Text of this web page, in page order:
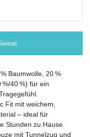
Baumwolle, 20 %
40 %) für ein
Fit mit weichem,
– ideal für
Stunden zu Hause.
mit Tunnelzug und